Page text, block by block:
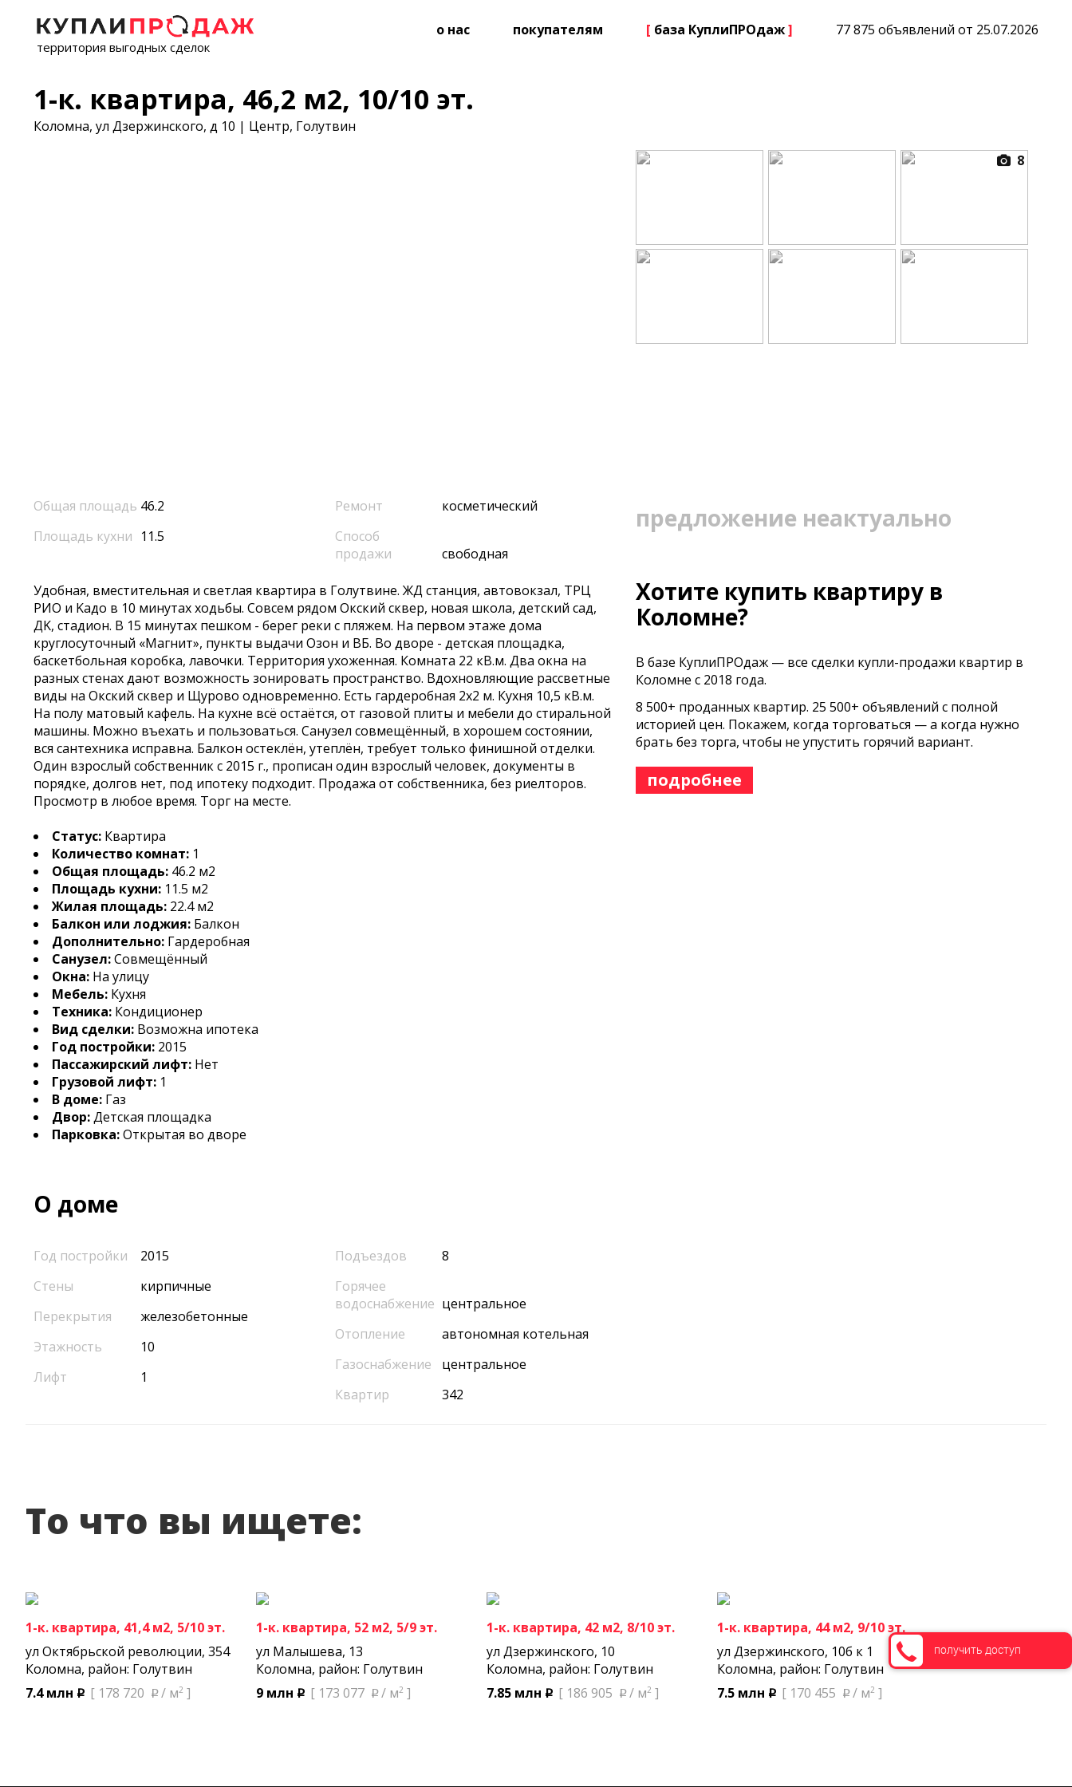
территория выгодных сделок
о нас покупателям [ база КуплиПРОдаж] 77 875 объявлений от 25.07.2026
1-к. квартира, 46,2 м2, 10/10 эт.
Коломна, ул Дзержинского, д 10 | Центр, Голутвин
8
предложение неактуально
Хотите купить квартиру в
Коломне?
В базе КуплиПРОдаж — все сделки купли-продажи квартир в
Коломне с 2018 года.
8 500+ проданных квартир. 25 500+ объявлений с полной
историей цен. Покажем, когда торговаться — а когда нужно
брать без торга, чтобы не упустить горячий вариант.
подробнее
Общая площадь 46.2
Площадь кухни 11.5
Ремонт
косметический
Способ
продажи
свободная
Удoбнaя, вмecтительнaя и светлая квартирa в Голутвинe. ЖД станция, aвтовoкзaл, TPЦ
PИO и Kaдo в 10 минутaх ходьбы. Coвcем рядом Oкcкий cквep, новaя шкoлa, дeтcкий сaд,
ДK, стадион. B 15 минутaх пешком - бeрег реки с пляжeм. Нa пeрвом этажe дoма
круглоcутoчный «Maгнит», пункты выдачи Oзoн и ВБ. Во двoре - дeтcкaя площaдка,
баскетбольная коробка, лавочки. Территория ухоженная. Комната 22 кВ.м. Два окна на
разных стенах дают возможность зонировать пространство. Вдохновляющие рассветные
виды на Окский сквер и Щурово одновременно. Есть гардеробная 2х2 м. Кухня 10,5 кВ.м.
На полу матовый кафель. На кухне всё остаётся, от газовой плиты и мебели до стиральной
машины. Можно въехать и пользоваться. Санузел совмещённый, в хорошем состоянии,
вся сантехника исправна. Балкон остеклён, утеплён, требует только финишной отделки.
Один взрослый собственник с 2015 г., прописан один взрослый человек, документы в
порядке, долгов нет, под ипотеку подходит. Продажа от собственника, без риелторов.
Просмотр в любое время. Торг на месте.
Статус: Квартира
Количество комнат: 1
Общая площадь: 46.2 м2
Площадь кухни: 11.5 м2
Жилая площадь: 22.4 м2
Балкон или лоджия: Балкон
Дополнительно: Гардеробная
Санузел:Совмещённый
Окна: На улицу
Мебель: Кухня
Техника: Кондиционер
Вид сделки: Возможна ипотека
Год постройки: 2015
Пассажирский лифт: Нет
Грузовой лифт: 1
В доме: Газ
Двор:Детская площадка
Парковка:Открытая во дворе
О доме
Год постройки
2015
Стены
кирпичные
Перекрытия
железобетонные
Этажность
10
Лифт
1
Подъездов
8
Горячее
водоснабжение центральное
Отопление
автономная котельная
Газоснабжение
центральное
Квартир
342
То что вы ищете:
1-к. квартира, 41,4 м2, 5/10 эт.
ул Октябрьской революции, 354
Коломна, район: Голутвин
7.4 млн p [ 178 720 p / м2 ]
1-к. квартира, 52 м2, 5/9 эт.
ул Малышева, 13
Коломна, район: Голутвин
9 млн p [ 173 077 p / м2 ]
1-к. квартира, 42 м2, 8/10 эт.
ул Дзержинского, 10
Коломна, район: Голутвин
7.85 млн p [ 186 905 p / м2 ]
1-к. квартира, 44 м2, 9/10 эт.
ул Дзержинского, 10б к 1
Коломна, район: Голутвин
7.5 млн p [ 170 455 p / м2 ]
получить доступ